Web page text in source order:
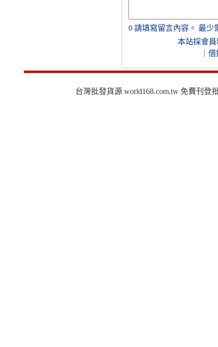
0 請填寫留言內容。 最少
本站採會員
借
台灣批發貨源 world168.com.tw 免費刊登